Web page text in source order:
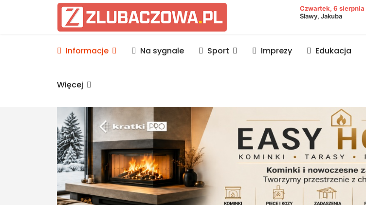
Informacje Lubaczów, powiat lubaczowski
Czwartek, 6 sierpnia
Sławy, Jakuba
Informacje Na sygnale Sport Imprezy Edukacja
Więcej